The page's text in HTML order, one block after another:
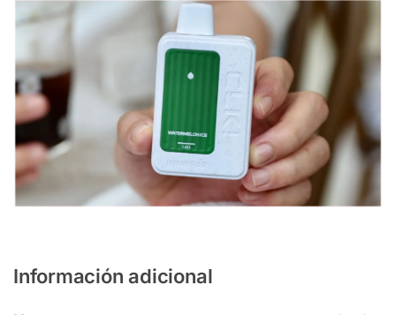
Información adicional